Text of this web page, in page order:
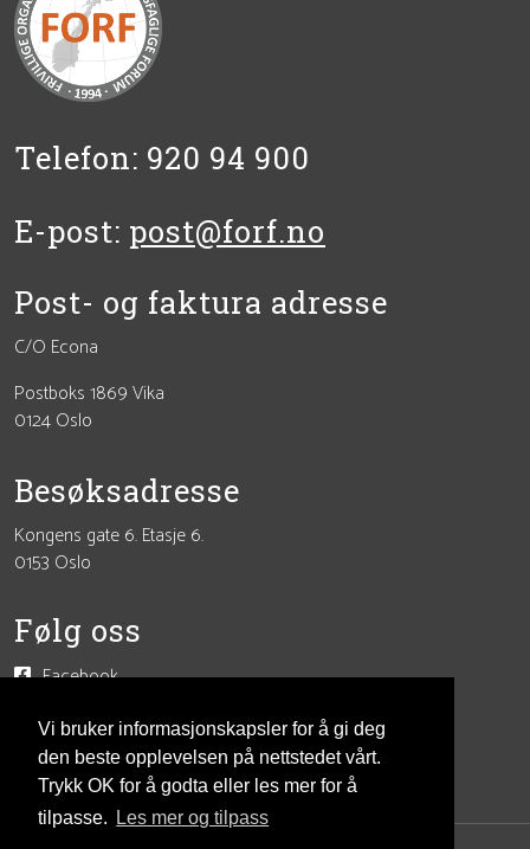
Vi bruker informasjonskapsler for å gi deg
den beste opplevelsen på nettstedet vårt.
Trykk OK for å godta eller les mer for å
tilpasse.
Les mer og tilpass
Telefon: 920 94 900
E-post: post@forf.no
Post- og faktura adresse
C/O Econa
Postboks 1869 Vika
0124 Oslo
Besøksadresse
Kongens gate 6. Etasje 6.
0153 Oslo
Følg oss
Facebook
LinkedIn